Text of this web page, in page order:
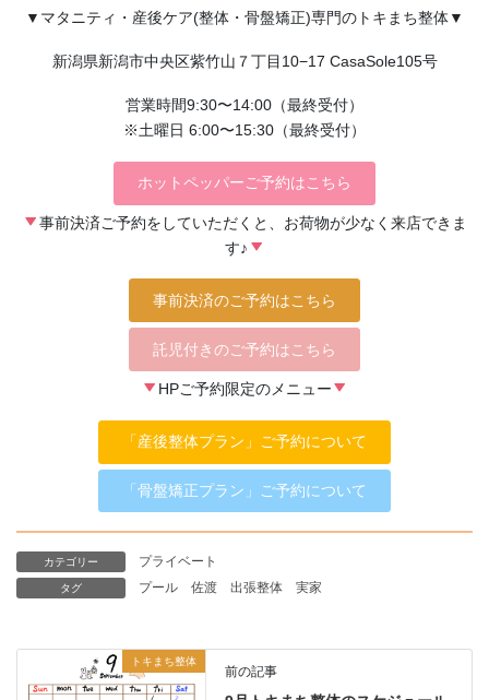
▼マタニティ・産後ケア(整体・骨盤矯正)専門のトキまち整体▼
新潟県新潟市中央区紫竹山７丁目10−17 CasaSole105号
営業時間9:30〜14:00（最終受付）
※土曜日 6:00〜15:30（最終受付）
ホットペッパーご予約はこちら
事前決済ご予約をしていただくと、お荷物が少なく来店できま
す♪
事前決済のご予約はこちら
託児付きのご予約はこちら
HPご予約限定のメニュー
「産後整体プラン」ご予約について
「骨盤矯正プラン」ご予約について
カテゴリー プライベート
タグ プール 佐渡 出張整体 実家
トキまち整体
前の記事